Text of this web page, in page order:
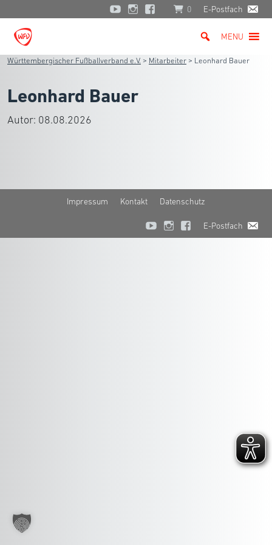
0 E-Postfach
MENU
Württembergischer Fußballverband e.V. > Mitarbeiter > Leonhard Bauer
Leonhard Bauer
Autor: 08.08.2026
Impressum Kontakt Datenschutz
E-Postfach